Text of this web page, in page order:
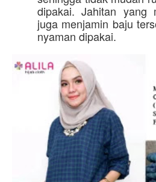
dipakai. Jahitan yang
juga menjamin baju
nyaman dipakai.